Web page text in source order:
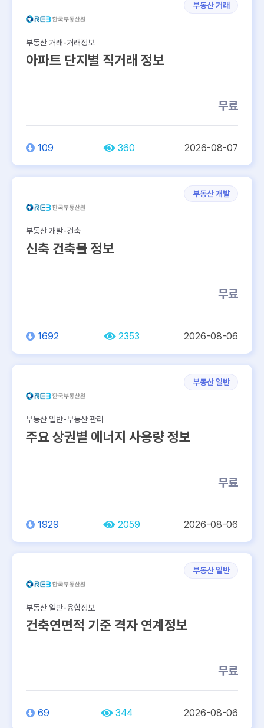
부동산 거래
부동산 거래-거래정보
아파트 단지별 직거래 정보
무료
109 360 2026-08-07
부동산 개발
부동산 개발-건축
신축 건축물 정보
무료
1692 2353 2026-08-06
부동산 일반
부동산 일반-부동산 관리
주요 상권별 에너지 사용량 정보
무료
1929 2059 2026-08-06
부동산 일반
부동산 일반-융합정보
건축연면적 기준 격자 연계정보
무료
69 344 2026-08-06